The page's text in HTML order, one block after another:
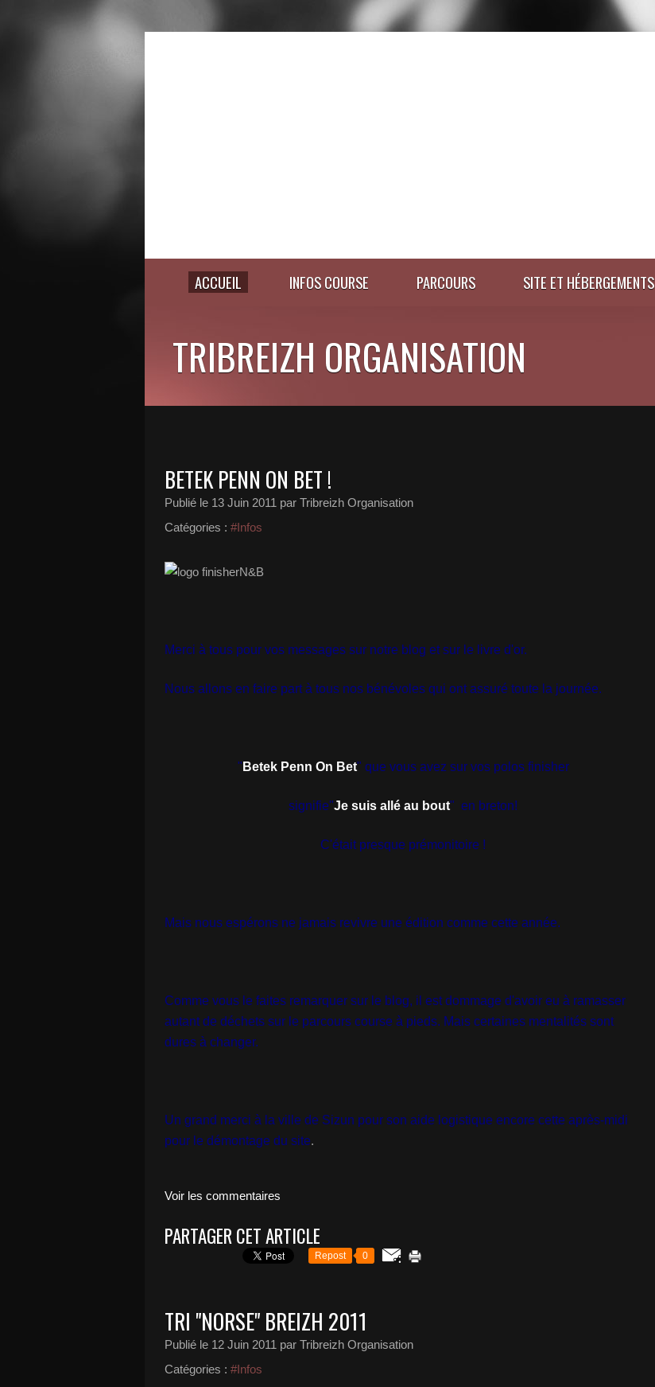
ACCUEIL INFOS COURSE PARCOURS SITE ET HÉBERGEMENTS
TRIBREIZH ORGANISATION
BETEK PENN ON BET !
Publié le 13 Juin 2011 par Tribreizh Organisation
Catégories : #Infos
Merci à tous pour vos messages sur notre blog et sur le livre d'or.
Nous allons en faire part à tous nos bénévoles qui ont assuré toute la journée.
" Betek Penn On Bet" que vous avez sur vos polos finisher
signifie"Je suis allé au bout" en breton!
C'était presque prémonitoire !
Mais nous espérons ne jamais revivre une édition comme cette année.
Comme vous le faites remarquer sur le blog, il est dommage d'avoir eu à ramasser
autant de déchets sur le parcours course à pieds. Mais certaines mentalités sont
dures à changer.
Un grand merci à la ville de Sizun pour son aide logistique encore cette après-midi
pour le démontage du site.
Voir les commentaires
PARTAGER CET ARTICLE
Repost 0
TRI "NORSE" BREIZH 2011
Publié le 12 Juin 2011 par Tribreizh Organisation
Catégories : #Infos